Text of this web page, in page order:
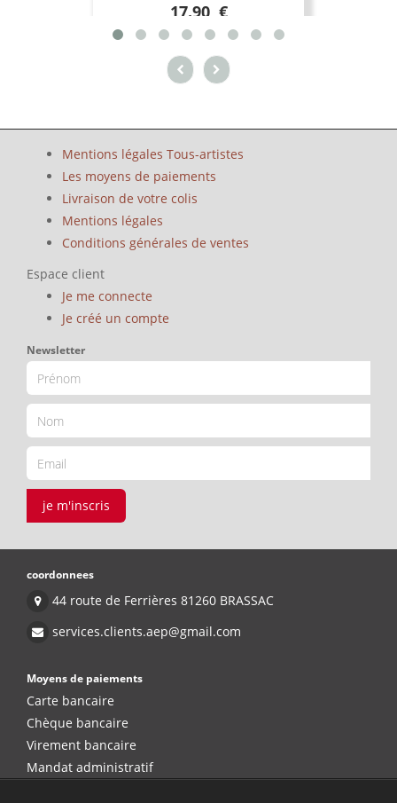
17.90 €
Mentions légales Tous-artistes
Les moyens de paiements
Livraison de votre colis
Mentions légales
Conditions générales de ventes
Espace client
Je me connecte
Je créé un compte
Newsletter
je m'inscris
coordonnees
44 route de Ferrières 81260 BRASSAC
services.clients.aep@gmail.com
Moyens de paiements
Carte bancaire
Chèque bancaire
Virement bancaire
Mandat administratif